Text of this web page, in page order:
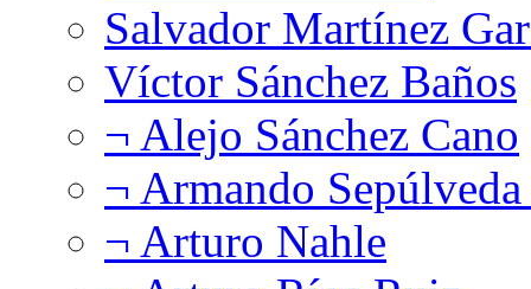
Salvador Martínez
Víctor Sánchez Baños
¬ Alejo Sánchez Cano
¬ Armando
¬ Arturo Nahle